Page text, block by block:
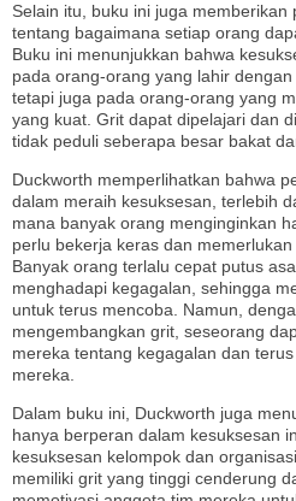
Selain itu, buku ini juga
tentang bagaimana setiap orang
Buku ini menunjukkan bahwa
pada orang-orang yang lahir
tetapi juga pada orang-orang yang
yang kuat. Grit dapat dipelajari dan
tidak peduli seberapa besar bakat
Duckworth memperlihatkan bahwa
dalam meraih kesuksesan, terlebih
mana banyak orang menginginkan
perlu bekerja keras dan
Banyak orang terlalu cepat putus
menghadapi kegagalan, sehingga
untuk terus mencoba. Namun,
mengembangkan grit, seseorang
mereka tentang kegagalan dan
mereka.
Dalam buku ini, Duckworth juga
hanya berperan dalam kesuksesan
kesuksesan kelompok dan
memiliki grit yang tinggi cenderung